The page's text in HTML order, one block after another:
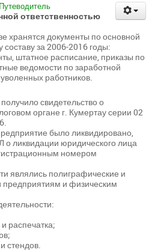
Путеводитель
ответственностью
хранятся документы по основной
за 2006-2016 годы:
штатное расписание, приказы по
ведомости по заработной
работников.
свидетельство о
органе г. Кумертау серии 02
было ликвидировано,
о ликвидации юридического лица
номером
являлись полиграфические и
предприятиям и физическим
распечатка;
стендов.